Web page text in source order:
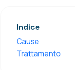
Indice
Cause
Trattamento